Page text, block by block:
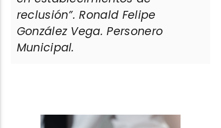
reclusión”. Ronald Felipe
González Vega. Personero
Municipal.